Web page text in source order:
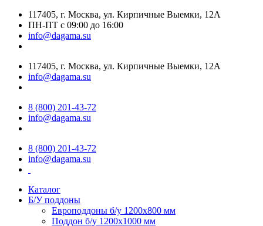
117405, г. Москва, ул. Кирпичные Выемки, 12А
ПН-ПТ с 09:00 до 16:00
info@dagama.su
117405, г. Москва, ул. Кирпичные Выемки, 12А
info@dagama.su
8 (800) 201-43-72
info@dagama.su
8 (800) 201-43-72
info@dagama.su
Каталог
Б/У поддоны
Европоддоны б/у 1200х800 мм
Поддон б/у 1200х1000 мм